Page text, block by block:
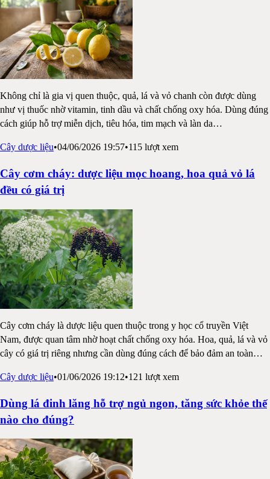
Không chỉ là gia vị quen thuộc, quả, lá và vỏ chanh còn được dùng
như vị thuốc nhờ vitamin, tinh dầu và chất chống oxy hóa. Dùng đúng
cách giúp hỗ trợ miễn dịch, tiêu hóa, tim mạch và làn da…
Cây dược liệu•04/06/2026 19:57•115 lượt xem
Cây cơm cháy: dược liệu mọc hoang, hoa quả vỏ lá
đều có giá trị
Cây cơm cháy là dược liệu quen thuộc trong y học cổ truyền Việt
Nam, được quan tâm nhờ hoạt chất chống oxy hóa. Hoa, quả, lá và vỏ
cây có giá trị riêng nhưng cần dùng đúng cách để bảo đảm an toàn…
Cây dược liệu•01/06/2026 19:12•121 lượt xem
Dùng lá đinh lăng hỗ trợ ngủ ngon, tăng sức khỏe thế
nào cho đúng?